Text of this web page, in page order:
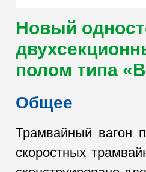
Новый
полом типа
Общее
Трамвайный вагон
скоростных